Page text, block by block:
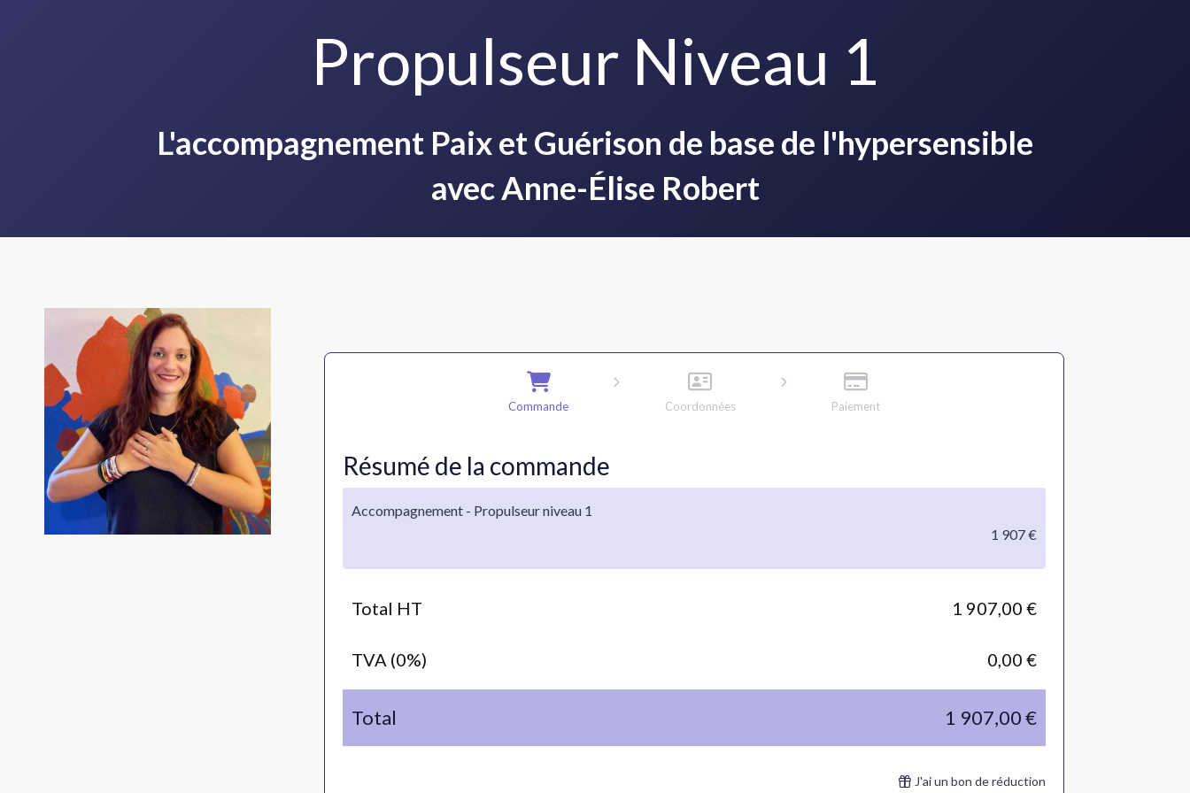
Propulseur Niveau 1
L'accompagnement Paix et Guérison de base de l'hypersensible
avec Anne-Élise Robert
Commande Coordonnées Paiement
Résumé de la commande
Accompagnement - Propulseur niveau 1
1 907 €
Total HT 1 907,00 €
TVA (0%) 0,00 €
Total 1 907,00 €
J'ai un bon de réduction